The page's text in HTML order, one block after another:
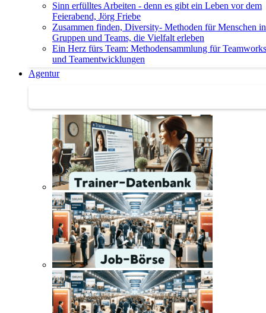
Sinn erfülltes Arbeiten - denn es gibt ein Leben vor dem
Feierabend, Jörg Friebe
Zusammen finden, Diversity- Methoden für Menschen in
Gruppen und Teams, die Vielfalt erleben
Ein Herz fürs Team: Methodensammlung für
und Teamentwicklungen
Agentur